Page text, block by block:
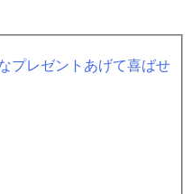
プレゼントあげて喜ばせ